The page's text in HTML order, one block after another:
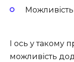
І ось у такому
можливість